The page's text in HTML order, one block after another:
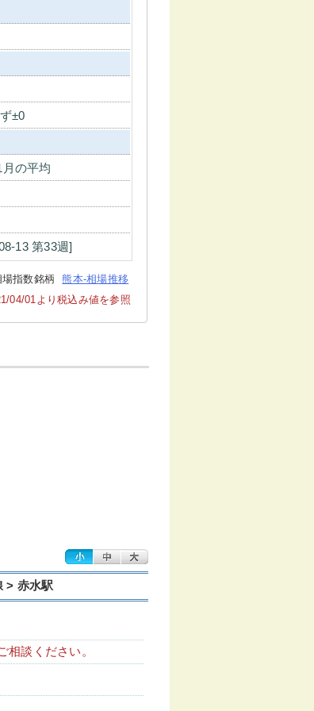
±0
の平均
13 第33週]
指数銘柄
熊本-相場推移
04/01より税込み値を参照
> 赤水駅
相談ください。